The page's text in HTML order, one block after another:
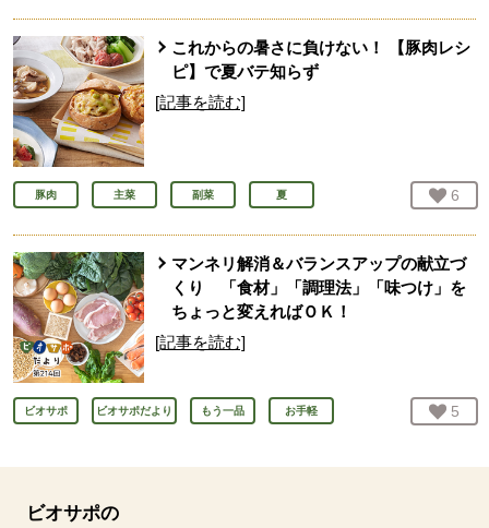
これからの暑さに負けない！ 【豚肉レシ
ピ】で夏バテ知らず
[記事を読む]
豚肉 主菜 副菜 夏 お気
6
マンネリ解消＆バランスアップの献立づ
くり 「食材」「調理法」「味つけ」を
ちょっと変えればＯＫ！
[記事を読む]
ビオサポ ビオサポだより もう一品 お手軽 お気
5
ビオサポの